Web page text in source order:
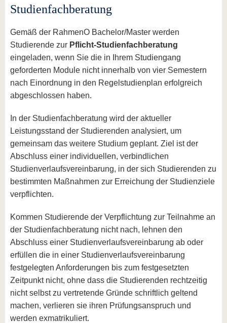
Studienfachberatung
Gemäß der RahmenO Bachelor/Master werden
Studierende zur Pflicht-Studienfachberatung
eingeladen, wenn Sie die in Ihrem Studiengang
geforderten Module nicht innerhalb von vier Semestern
nach Einordnung in den Regelstudienplan erfolgreich
abgeschlossen haben.
In der Studienfachberatung wird der aktueller
Leistungsstand der Studierenden analysiert, um
gemeinsam das weitere Studium geplant. Ziel ist der
Abschluss einer individuellen, verbindlichen
Studienverlaufsvereinbarung, in der sich Studierenden zu
bestimmten Maßnahmen zur Erreichung der Studienziele
verpflichten.
Kommen Studierende der Verpflichtung zur Teilnahme an
der Studienfachberatung nicht nach, lehnen den
Abschluss einer Studienverlaufsvereinbarung ab oder
erfüllen die in einer Studienverlaufsvereinbarung
festgelegten Anforderungen bis zum festgesetzten
Zeitpunkt nicht, ohne dass die Studierenden rechtzeitig
nicht selbst zu vertretende Gründe schriftlich geltend
machen, verlieren sie ihren Prüfungsanspruch und
werden exmatrikuliert.